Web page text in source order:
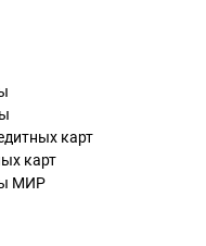
карт
карт
МИР